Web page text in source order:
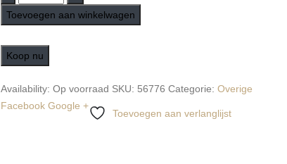
Toevoegen aan winkelwagen
Koop nu
Availability: Op voorraad SKU: 56776 Categorie: Overige
Facebook Google +
Toevoegen aan verlanglijst